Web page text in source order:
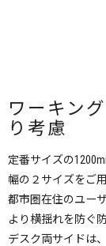
ワーキン
り考慮
定番サイズの
幅の２サイズをご用
都市圏在住のユー
より横揺れを防ぐ
デスク両サイドは